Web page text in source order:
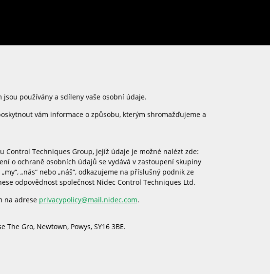
používány a sdíleny vaše osobní údaje.
vám informace o způsobu, kterým shromažďujeme a
Control Techniques Group, jejíž údaje je možné nalézt zde:
o ochraně osobních údajů se vydává v zastoupení skupiny
„nás“ nebo „náš“, odkazujeme na příslušný podnik ze
odpovědnost společnost Nidec Control Techniques Ltd.
na adrese privacypolicy@mail.nidec.com.
Gro, Newtown, Powys, SY16 3BE.